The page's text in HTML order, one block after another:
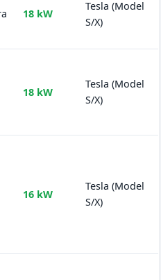
18 kW
Tesla (Model
S/X)
18 kW
Tesla (Model
S/X)
16 kW
Tesla (Model
S/X)